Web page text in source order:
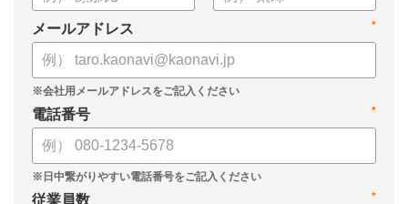
*
メールアドレス
*
電話番号
*
従業員数